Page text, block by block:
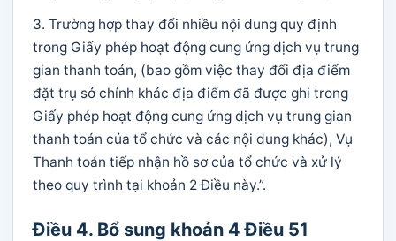
3. Trường hợp thay đổi nhiều nội dung quy định
trong Giấy phép hoạt động cung ứng dịch vụ trung
gian thanh toán, (bao gồm việc thay đổi địa điểm
đặt trụ sở chính khác địa điểm đã được ghi trong
Giấy phép hoạt động cung ứng dịch vụ trung gian
thanh toán của tổ chức và các nội dung khác), Vụ
Thanh toán tiếp nhận hồ sơ của tổ chức và xử lý
theo quy trình tại khoản 2 Điều này.”.
Điều 4. Bổ sung khoản 4 Điều 51